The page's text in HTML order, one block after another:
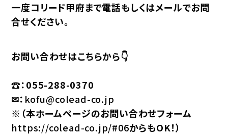
一度コリード甲府まで電話もしくはメールでお問
合せください。
お問い合わせはこちらから👇
☎：055-288-0370
✉： kofu@colead-co.jp
※（本ホームページのお問い合わせフォーム
https://colead-co.jp/#06からもOK！）